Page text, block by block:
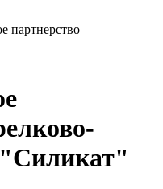
партнерство
"Силикат"